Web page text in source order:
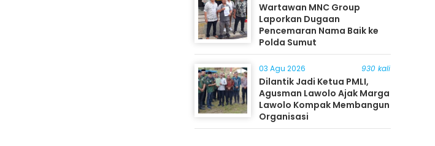
Wartawan MNC Group
Laporkan Dugaan
Pencemaran Nama Baik ke
Polda Sumut
03 Agu 2026 930 kali
Dilantik Jadi Ketua PMLI,
Agusman Lawolo Ajak Marga
Lawolo Kompak Membangun
Organisasi